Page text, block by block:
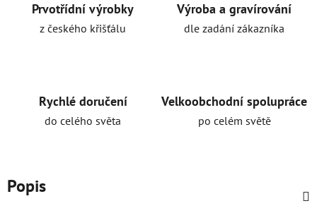
Prvotřídní výrobky
z českého křišťálu
Výroba a gravírování
dle zadání zákazníka
Rychlé doručení
do celého světa
Velkoobchodní spolupráce
po celém světě
Popis